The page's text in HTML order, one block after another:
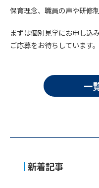
保育理念、職員の声や研修
まずは個別見学にお申し込
ご応募をお待ちしています。
一
新着記事